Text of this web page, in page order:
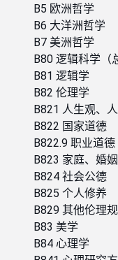
B5 欧洲哲学
B6 大洋洲哲学
B7 美洲哲学
B80 逻辑科学（
B81 逻辑学
B82 伦理学
B821 人生观、
B822 国家道德
B822.9 职业道德
B823 家庭、婚
B824 社会公德
B825 个人修养
B829 其他伦理
B83 美学
B84 心理学